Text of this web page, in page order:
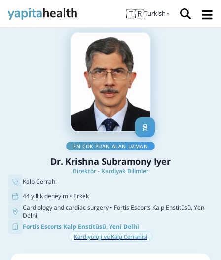
🇹🇷Turkish ▼
EN ÇOK PUAN ALAN UZMAN
Dr. Krishna Subramony Iyer
Direktör - Kardiyak Bilimler
Kalp Cerrahı
44 yıllık deneyim • Erkek
Cardiology and cardiac surgery • Fortis Escorts Kalp Enstitüsü, Yeni
Delhi
Fortis Escorts Kalp Enstitüsü, Yeni Delhi
Kardiyoloji ve Kalp Cerrahisi